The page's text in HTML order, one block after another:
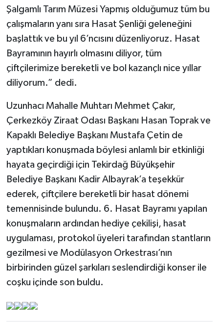
Şalgamlı Tarım Müzesi Yapmış olduğumuz tüm bu
çalışmaların yanı sıra Hasat Şenliği geleneğini
başlattık ve bu yıl 6’ncısını düzenliyoruz. Hasat
Bayramının hayırlı olmasını diliyor, tüm
çiftçilerimize bereketli ve bol kazançlı nice yıllar
diliyorum.” dedi.
Uzunhacı Mahalle Muhtarı Mehmet Çakır,
Çerkezköy Ziraat Odası Başkanı Hasan Toprak ve
Kapaklı Belediye Başkanı Mustafa Çetin de
yaptıkları konuşmada böylesi anlamlı bir etkinliği
hayata geçirdiği için Tekirdağ Büyükşehir
Belediye Başkanı Kadir Albayrak’a teşekkür
ederek, çiftçilere bereketli bir hasat dönemi
temennisinde bulundu. 6. Hasat Bayramı yapılan
konuşmaların ardından hediye çekilişi, hasat
uygulaması, protokol üyeleri tarafından stantların
gezilmesi ve Modülasyon Orkestrası’nın
birbirinden güzel şarkıları seslendirdiği konser ile
coşku içinde son buldu.